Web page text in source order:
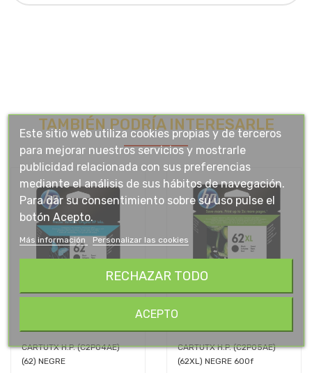
TAMBIÉN PODRÍA INTERESARLE
CARTUTX H.P. (C2P04AE)
(62) NEGRE
CARTUTX H.P. (C2P05AE)
(62XL) NEGRE 600f
Este sitio web utiliza cookies propias y de terceros
para mejorar nuestros servicios y mostrarle
publicidad relacionada con sus preferencias
mediante el análisis de sus hábitos de navegación.
Para dar su consentimiento sobre su uso pulse el
botón Acepto.
Más información Personalizar las cookies
RECHAZAR TODO
ACEPTO